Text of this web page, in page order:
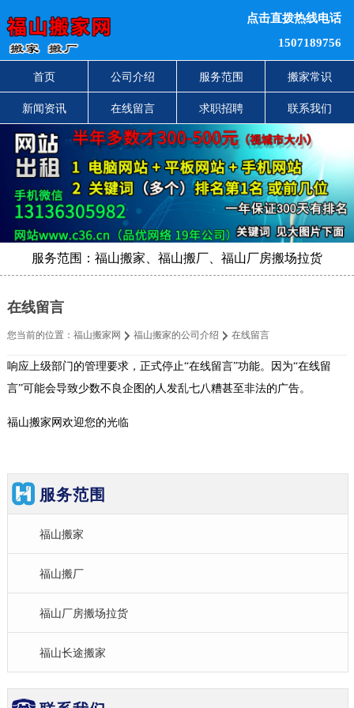
点击直拨热线电话
1507189756
首页 公司介绍 服务范围 搬家常识
新闻资讯 在线留言 求职招聘 联系我们
服务范围：福山搬家、福山搬厂、福山厂房搬场拉货
在线留言
您当前的位置： 福山搬家网 福山搬家的公司介绍 在线留言
响应上级部门的管理要求，正式停止“在线留言”功能。因为“在线留
言”可能会导致少数不良企图的人发乱七八糟甚至非法的广告。
福山搬家网欢迎您的光临
服务范围
福山搬家
福山搬厂
福山厂房搬场拉货
福山长途搬家